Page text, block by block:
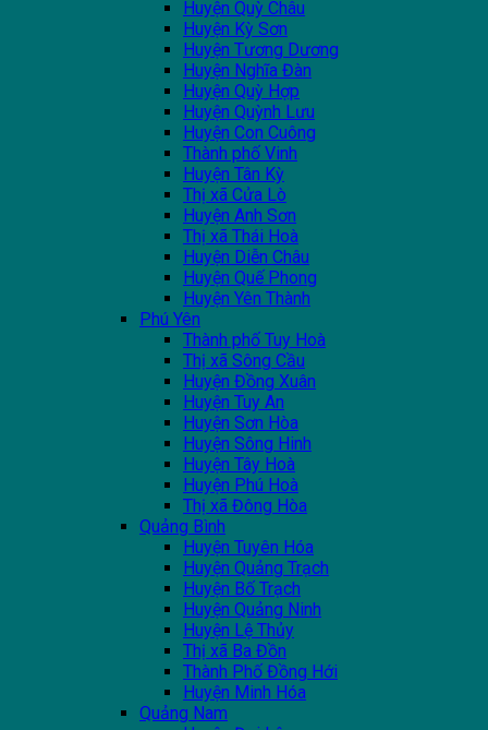
Huyện Quỳ Châu
Huyện Kỳ Sơn
Huyện Tương Dương
Huyện Nghĩa Đàn
Huyện Quỳ Hợp
Huyện Quỳnh Lưu
Huyện Con Cuông
Thành phố Vinh
Huyện Tân Kỳ
Thị xã Cửa Lò
Huyện Anh Sơn
Thị xã Thái Hoà
Huyện Diễn Châu
Huyện Quế Phong
Huyện Yên Thành
Phú Yên
Thành phố Tuy Hoà
Thị xã Sông Cầu
Huyện Đồng Xuân
Huyện Tuy An
Huyện Sơn Hòa
Huyện Sông Hinh
Huyện Tây Hoà
Huyện Phú Hoà
Thị xã Đông Hòa
Quảng Bình
Huyện Tuyên Hóa
Huyện Quảng Trạch
Huyện Bố Trạch
Huyện Quảng Ninh
Huyện Lệ Thủy
Thị xã Ba Đồn
Thành Phố Đồng Hới
Huyện Minh Hóa
Quảng Nam